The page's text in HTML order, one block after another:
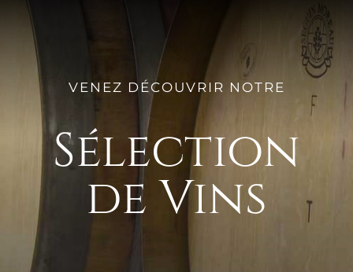
VENEZ DÉCOUVRIR NOTRE
Sélection
de Vins